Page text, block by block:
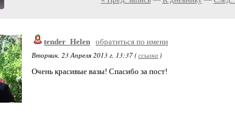
tender_Helen обратиться по имени
Вторник, 23 Апреля 2013 г. 13:37 (ссылка )
Очень красивые вазы! Спасибо за пост!